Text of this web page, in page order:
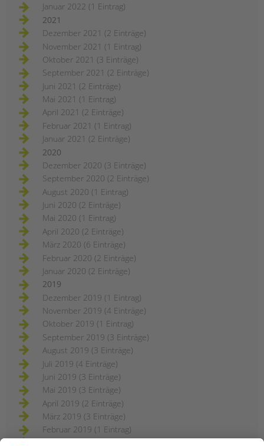
Januar 2022 (1 Eintrag)
2021
Dezember 2021 (2 Einträge)
November 2021 (1 Eintrag)
Oktober 2021 (3 Einträge)
September 2021 (2 Einträge)
Juni 2021 (2 Einträge)
Mai 2021 (1 Eintrag)
April 2021 (2 Einträge)
Februar 2021 (1 Eintrag)
Januar 2021 (2 Einträge)
2020
Dezember 2020 (3 Einträge)
September 2020 (2 Einträge)
August 2020 (1 Eintrag)
Juni 2020 (2 Einträge)
Mai 2020 (1 Eintrag)
April 2020 (2 Einträge)
März 2020 (6 Einträge)
Februar 2020 (2 Einträge)
Januar 2020 (2 Einträge)
2019
Dezember 2019 (1 Eintrag)
November 2019 (4 Einträge)
Oktober 2019 (1 Eintrag)
September 2019 (3 Einträge)
August 2019 (3 Einträge)
Juli 2019 (4 Einträge)
Juni 2019 (3 Einträge)
Mai 2019 (3 Einträge)
April 2019 (2 Einträge)
März 2019 (3 Einträge)
Februar 2019 (1 Eintrag)